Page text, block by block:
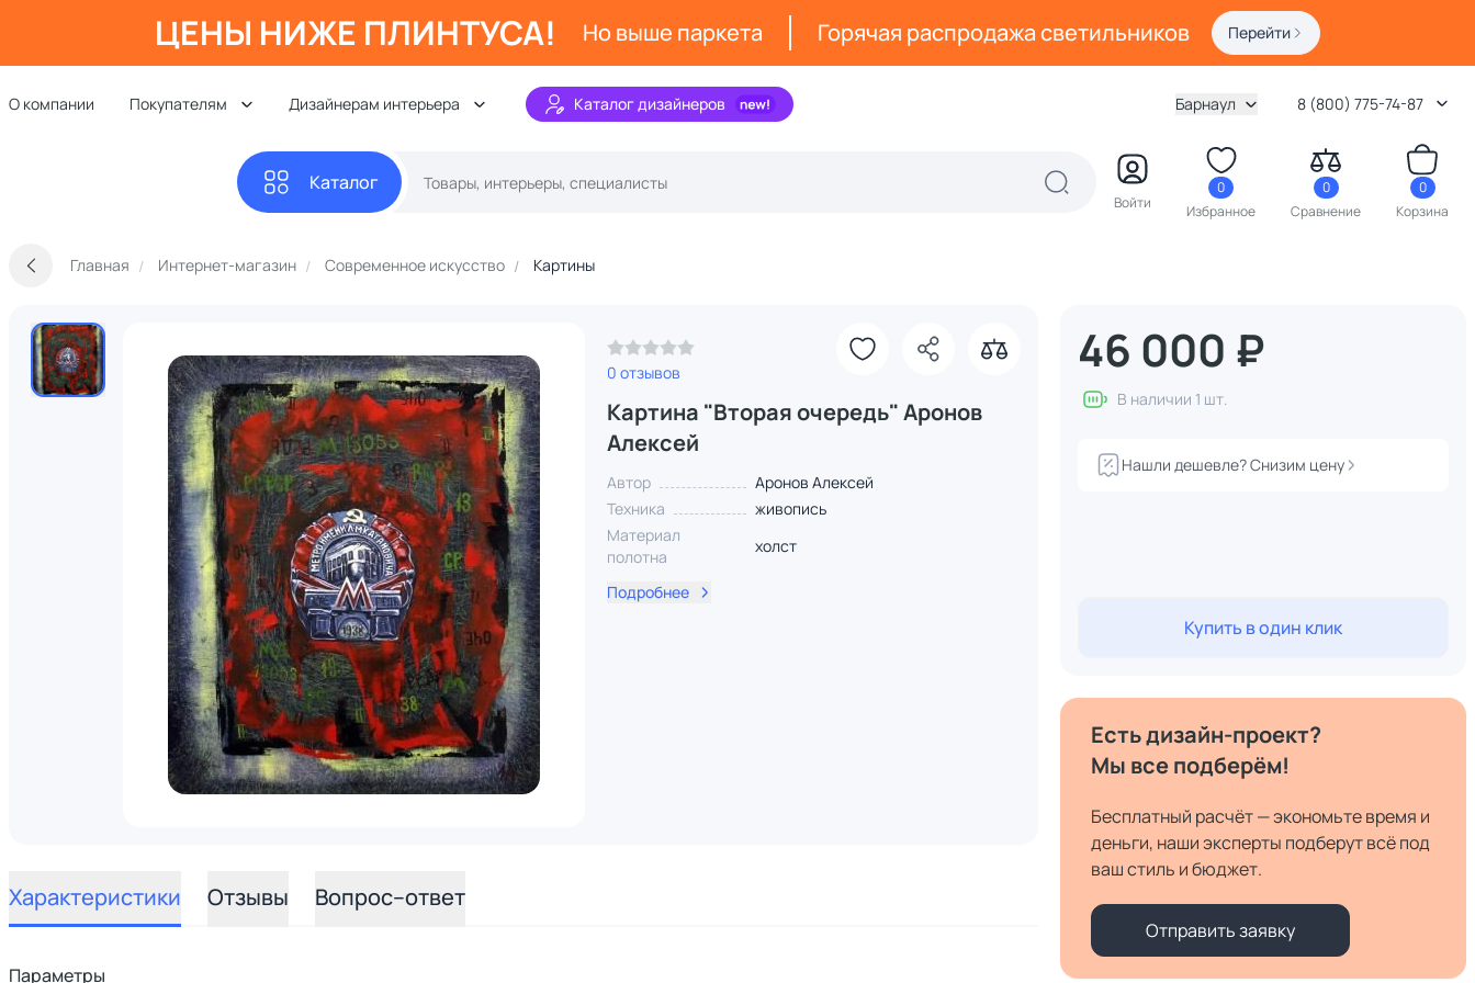
ЦЕНЫ НИЖЕ ПЛИНТУСА! Но выше паркета Горячая распродажа светильников Перейти
О компании Покупателям Дизайнерам интерьера Каталог дизайнеров Барнаул 8 (800) 775-74-87
Каталог
Войти
0
Избранное
0
Сравнение
0
Корзина
Главная Интернет-магазин Современное искусство Картины
0 отзывов
Картина "Вторая очередь" Аронов
Алексей
Автор
Аронов Алексей
Техника
живопись
Материал
полотна
холст
Подробнее
Характеристики Отзывы Вопрос–ответ
Параметры
46 000 ₽
В наличии 1 шт.
Нашли дешевле? Снизим цену
Купить в один клик
Есть дизайн-проект?
Мы все подберём!
Бесплатный расчёт — экономьте время и
деньги, наши эксперты подберут всё под
ваш стиль и бюджет.
Отправить заявку